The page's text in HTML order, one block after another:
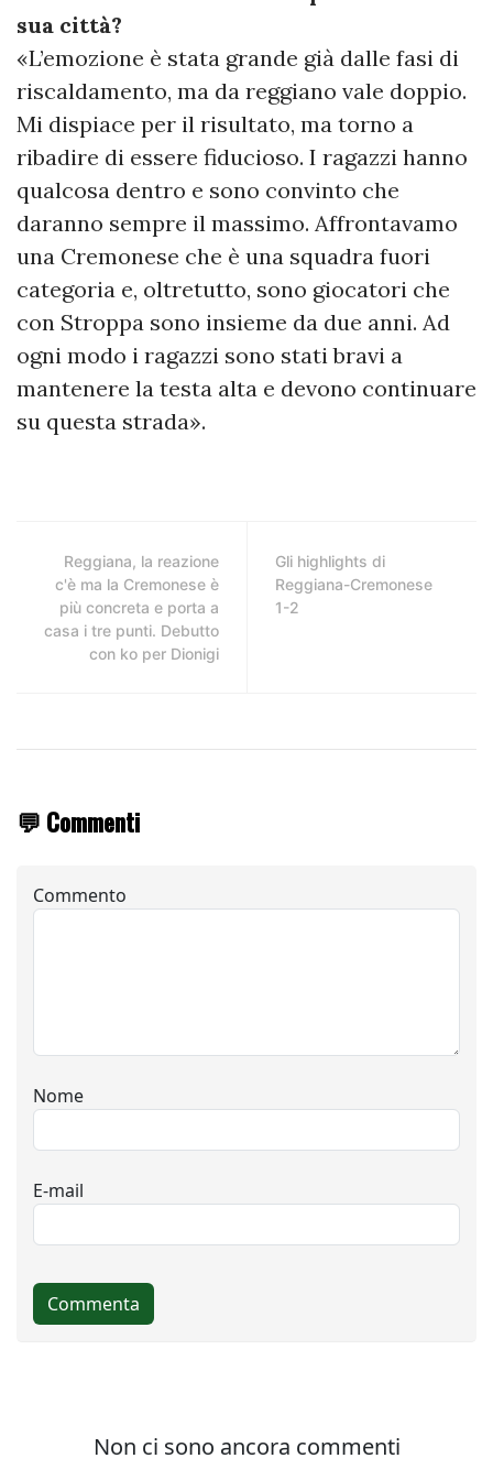
sua città?
«L’emozione è stata grande già dalle fasi di
riscaldamento, ma da reggiano vale doppio.
Mi dispiace per il risultato, ma torno a
ribadire di essere fiducioso. I ragazzi hanno
qualcosa dentro e sono convinto che
daranno sempre il massimo. Affrontavamo
una Cremonese che è una squadra fuori
categoria e, oltretutto, sono giocatori che
con Stroppa sono insieme da due anni. Ad
ogni modo i ragazzi sono stati bravi a
mantenere la testa alta e devono continuare
su questa strada».
Reggiana, la reazione
c'è ma la Cremonese è
più concreta e porta a
casa i tre punti. Debutto
con ko per Dionigi
Gli highlights di
Reggiana-Cremonese
1-2
💬 Commenti